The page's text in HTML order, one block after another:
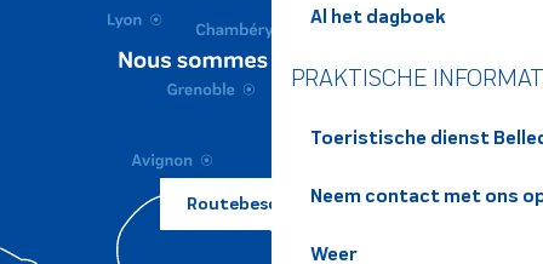
Al het dagboek
PRAKTISCHE
Toeristische dienst
Neem contact met ons
Weer
Routebeschrijving ?